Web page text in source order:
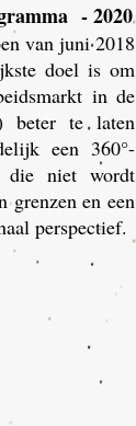
- 2020
van juni 2018
doel is om
in de
beter te laten
een 360°-
die niet wordt
grenzen en een
perspectief.